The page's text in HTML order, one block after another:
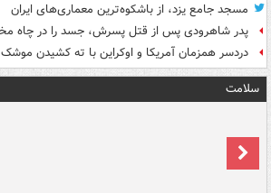
مسجد جامع یزد، از باشکوه‌ترین معماری‌های ایران
پدر شاهرودی پس از قتل پسرش، جسد را در چاه
دردسر همزمان آمریکا و اوکراین با ته کشیدن
سلامت